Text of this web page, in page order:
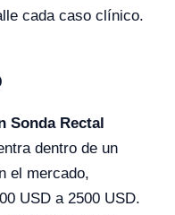
cada caso clínico.
Sonda Rectal
dentro de un
el mercado,
USD a 2500 USD.